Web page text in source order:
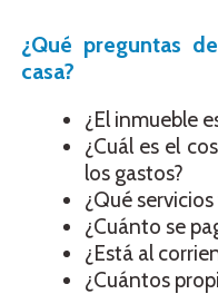
¿Qué preguntas
casa?
¿El inmueble
¿Cuál es el
los gastos?
¿Qué
¿Cuánto se
¿Está al
¿Cuántos